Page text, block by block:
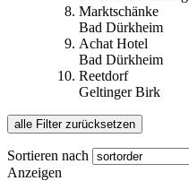
Marktschänke
Bad Dürkheim
Achat Hotel
Bad Dürkheim
Reetdorf
Geltinger Birk
alle Filter zurücksetzen
Sortieren nach
Anzeigen